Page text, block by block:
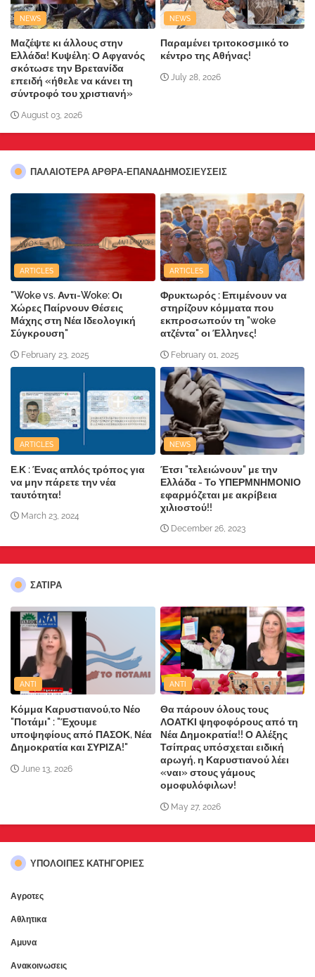
NEWS
Μαζέψτε κι άλλους στην
Ελλάδα! Κυψέλη: Ο Αφγανός
σκότωσε την Βρετανίδα
επειδή «ήθελε να κάνει τη
σύντροφό του χριστιανή»
August 03, 2026
NEWS
Παραμένει τριτοκοσμικό το
κέντρο της Αθήνας!
July 28, 2026
ΠΑΛΑΙΟΤΕΡΑ ΑΡΘΡΑ-ΕΠΑΝΑΔΗΜΟΣΙΕΥΣΕΙΣ
ARTICLES
"Woke vs. Αντι-Woke: Οι
Χώρες Παίρνουν Θέσεις
Μάχης στη Νέα Ιδεολογική
Σύγκρουση"
February 23, 2025
ARTICLES
Φρυκτωρός : Επιμένουν να
στηρίζουν κόμματα που
εκπροσωπούν τη "woke
ατζέντα" οι Έλληνες!
February 01, 2025
ARTICLES
Ε.Κ : Ένας απλός τρόπος για
να μην πάρετε την νέα
ταυτότητα!
March 23, 2024
NEWS
Έτσι "τελειώνουν" με την
Ελλάδα - Το ΥΠΕΡΜΝΗΜΟΝΙΟ
εφαρμόζεται με ακρίβεια
χιλιοστού!!
December 26, 2023
ΣΑΤΙΡΑ
ANTI
Κόμμα Καρυστιανού,το Νέο
"Ποτάμι" : "Έχουμε
υποψηφίους από ΠΑΣΟΚ, Νέα
Δημοκρατία και ΣΥΡΙΖΑ!"
June 13, 2026
ANTI
Θα πάρουν όλους τους
ΛΟΑΤΚΙ ψηφοφόρους από τη
Νέα Δημοκρατία!! Ο Αλέξης
Τσίπρας υπόσχεται ειδική
αρωγή, η Καρυστιανού λέει
«ναι» στους γάμους
ομοφυλόφιλων!
May 27, 2026
ΥΠΌΛΟΙΠΕΣ ΚΑΤΗΓΟΡΊΕΣ
Αγροτες
Αθλητικα
Αμυνα
Ανακοινωσεις